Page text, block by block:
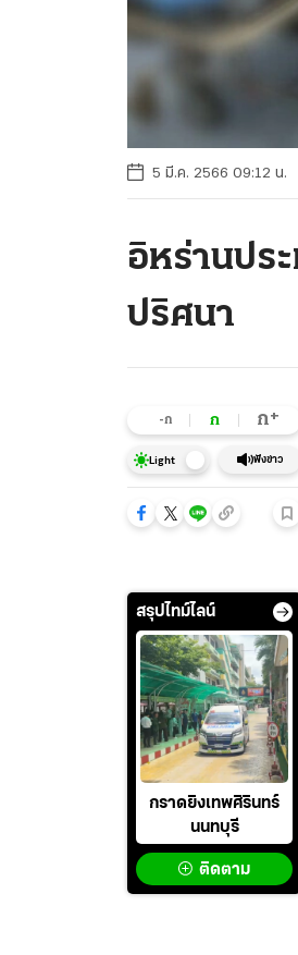
5 มี.ค. 2566 09:12 น.
อิหร่านปร
ปริศนา
-ก ก ก+
Light ฟังข่าว
สรุปไทม์ไลน์
กราดยิงเทพศิรินทร์
นนทบุรี
ติดตาม